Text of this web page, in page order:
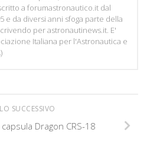
a forumastronautico.it dal
e da diversi anni sfoga parte della
per astronautinews.it. E'
Italiana per l'Astronautica e
SUCCESSIVO
Dragon CRS-18